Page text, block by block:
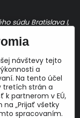
súdu Bratislava I,
14:00
návštevy tejto
a
Na tento účel
tretích strán a
k partnerom v EÚ,
na „Prijať všetky
spracovaním.